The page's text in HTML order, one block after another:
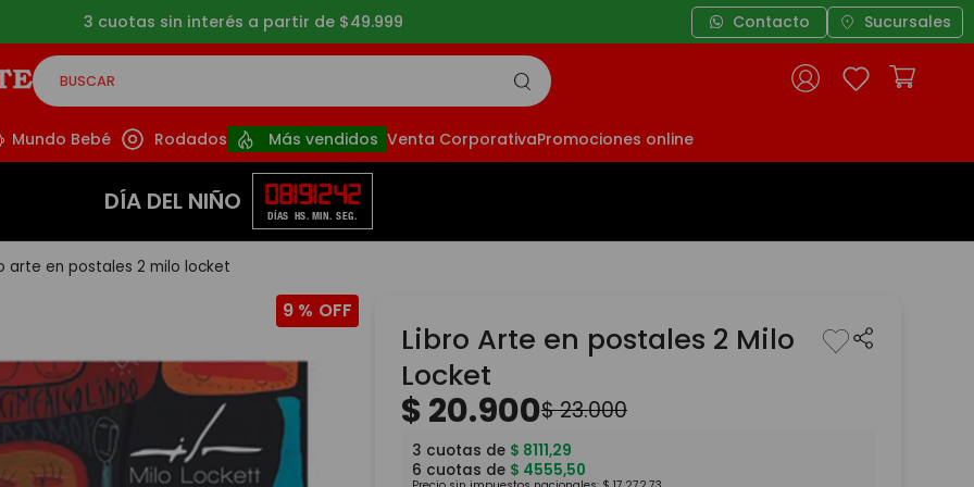
3 cuotas sin interés a partir de $49.999 Contacto Sucursales
BUSCAR
Mundo Bebé Rodados Más vendidos Venta CorporativaPromociones online
DÍA DEL NIÑO 08
DÍAS
19
HS.
12
MIN.
42
SEG.
arte en postales 2 milo locket
9 %
Libro Arte en postales 2 Milo
Locket
$20.900$23.000
3 cuotas de $ 8111,29
6 cuotas de $ 4555,50